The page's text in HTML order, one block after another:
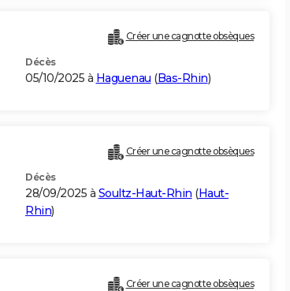
Créer une cagnotte obsèques
Décès
05/10/2025 à Haguenau (Bas-Rhin)
Créer une cagnotte obsèques
Décès
28/09/2025 à Soultz-Haut-Rhin (Haut-
Rhin)
Créer une cagnotte obsèques